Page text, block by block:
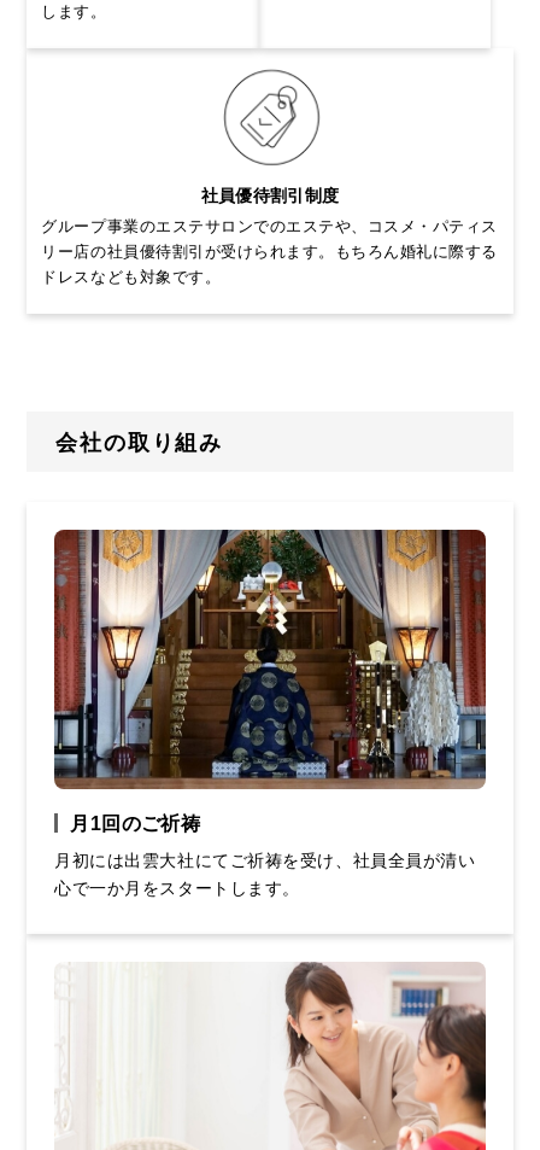
します。
社員優待割引制度
グループ事業のエステサロンでのエステや、コスメ・パティス
リー店の社員優待割引が受けられます。
もちろん婚礼に際する
ドレスなども対象です。
会社の取り組み
月1回のご祈祷
月初には出雲大社にてご祈祷を受け、社員全員が清い
心で一か月をスタートします。